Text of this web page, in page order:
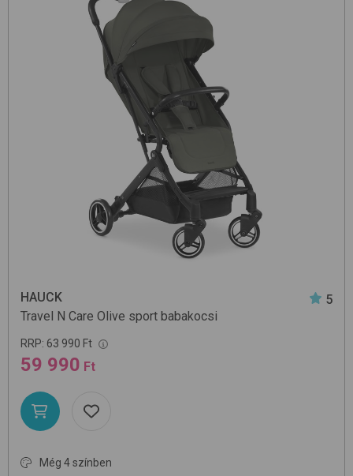
HAUCK
5
Travel N Care Olive sport babakocsi
RRP: 63 990 Ft
59 990 Ft
Még 4 színben